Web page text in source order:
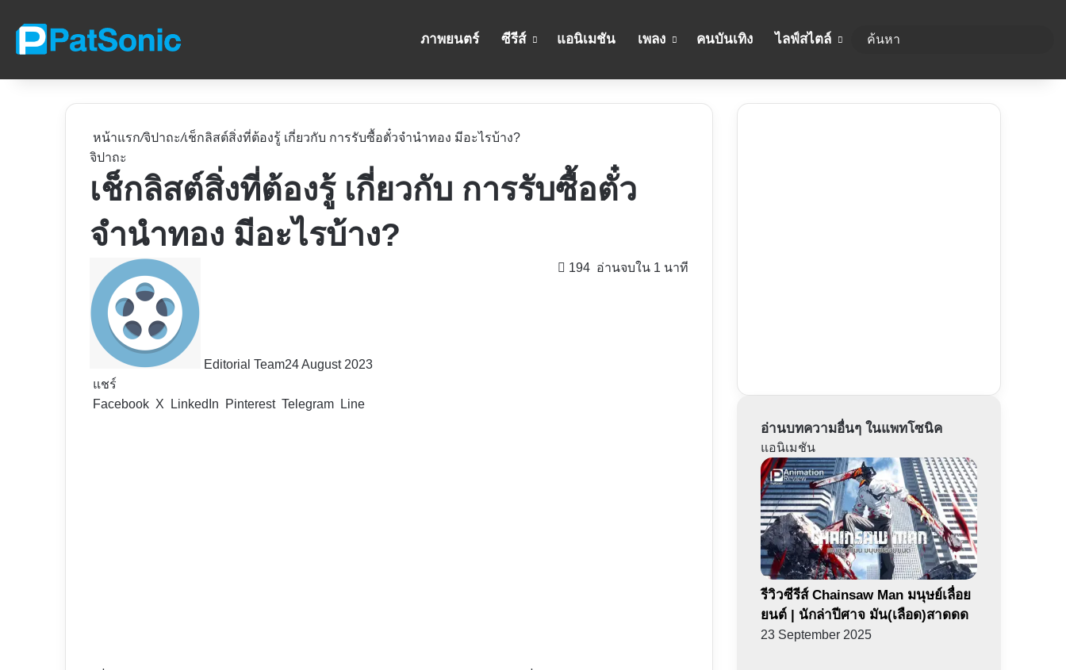
ภาพยนตร์ ซีรีส์ แอนิเมชัน เพลง คนบันเทิง ไลฟ์สไตล์
หน้าแรก/จิปาถะ/เช็กลิสต์สิ่งที่ต้องรู้ เกี่ยวกับ การรับซื้อตั๋วจำนำทอง มีอะไรบ้าง?
จิปาถะ
เช็กลิสต์สิ่งที่ต้องรู้ เกี่ยวกับ การรับซื้อตั๋ว
จำนำทอง มีอะไรบ้าง?
Editorial Team24 August 2023
194 อ่านจบใน 1 นาที
แชร์
Facebook X LinkedIn Pinterest Telegram Line
อ่านบทความอื่นๆ ในแพทโซนิค
แอนิเมชัน
รีวิวซีรีส์ Chainsaw Man มนุษย์เลื่อย
ยนต์ | นักล่าปีศาจ มัน(เลือด)สาดดด
23 September 2025